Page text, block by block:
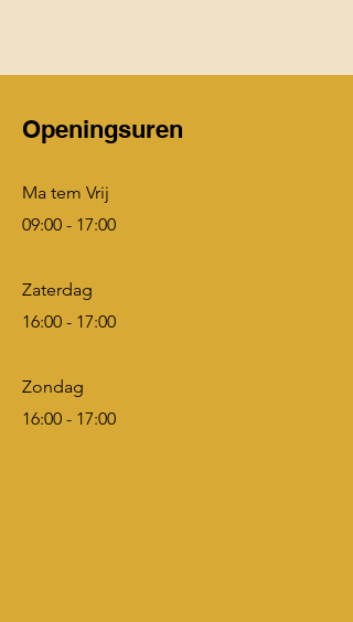
Openingsuren
Ma tem Vrij
09:00 - 17:00
Zaterdag
16:00 - 17:00
Zondag
16:00 - 17:00